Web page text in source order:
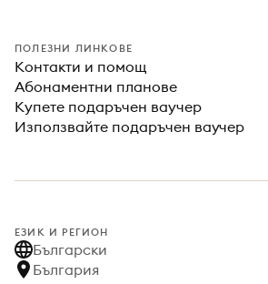
ПОЛЕЗНИ ЛИНКОВЕ
Контакти и помощ
Абонаментни планове
Купете подаръчен ваучер
Използвайте подаръчен ваучер
ЕЗИК И РЕГИОН
Български
България